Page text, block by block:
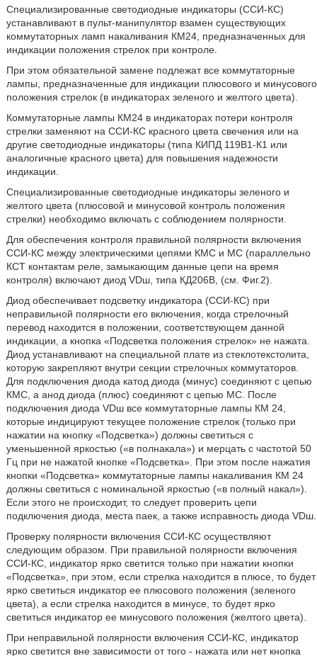
Специализированные светодиодные индикаторы (ССИ-КС)
устанавливают в пульт-манипулятор взамен существующих
коммутаторных ламп накаливания КМ24, предназначенных для
индикации положения стрелок при контроле.
При этом обязательной замене подлежат все коммутаторные
лампы, предназначенные для индикации плюсового и минусового
положения стрелок (в индикаторах зеленого и желтого цвета).
Коммутаторные лампы КМ24 в индикаторах потери контроля
стрелки заменяют на ССИ-КС красного цвета свечения или на
другие светодиодные индикаторы (типа КИПД 119В1-К1 или
аналогичные красного цвета) для повышения надежности
индикации.
Специализированные светодиодные индикаторы зеленого и
желтого цвета (плюсовой и минусовой контроль положения
стрелки) необходимо включать с соблюдением полярности.
Для обеспечения контроля правильной полярности включения
ССИ-КС между электрическими цепями КМС и МС (параллельно
КСТ контактам реле, замыкающим данные цепи на время
контроля) включают диод VDш, типа КД206В, (см. Фиг.2).
Диод обеспечивает подсветку индикатора (ССИ-КС) при
неправильной полярности его включения, когда стрелочный
перевод находится в положении, соответствующем данной
индикации, а кнопка «Подсветка положения стрелок» не нажата.
Диод устанавливают на специальной плате из стеклотекстолита,
которую закрепляют внутри секции стрелочных коммутаторов.
Для подключения диода катод диода (минус) соединяют с цепью
КМС, а анод диода (плюс) соединяют с цепью МС. После
подключения диода VDш все коммутаторные лампы КМ 24,
которые индицируют текущее положение стрелок (только при
нажатии на кнопку «Подсветка») должны светиться с
уменьшенной яркостью («в полнакала») и мерцать с частотой 50
Гц при не нажатой кнопке «Подсветка». При этом после нажатия
кнопки «Подсветка» коммутаторные лампы накаливания КМ 24
должны светиться с номинальной яркостью («в полный накал»).
Если этого не происходит, то следует проверить цепи
подключения диода, места паек, а также исправность диода VDш.
Проверку полярности включения ССИ-КС осуществляют
следующим образом. При правильной полярности включения
ССИ-КС, индикатор ярко светится только при нажатии кнопки
«Подсветка», при этом, если стрелка находится в плюсе, то будет
ярко светиться индикатор ее плюсового положения (зеленого
цвета), а если стрелка находится в минусе, то будет ярко
светиться индикатор ее минусового положения (желтого цвета).
При неправильной полярности включения ССИ-КС, индикатор
ярко светится вне зависимости от того - нажата или нет кнопка